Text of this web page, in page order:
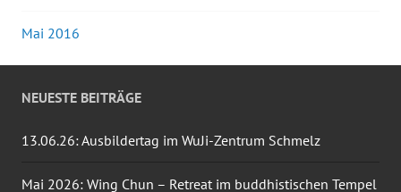
Mai 2016
NEUESTE BEITRÄGE
13.06.26: Ausbildertag im WuJi-Zentrum Schmelz
Mai 2026: Wing Chun – Retreat im buddhistischen Tempel